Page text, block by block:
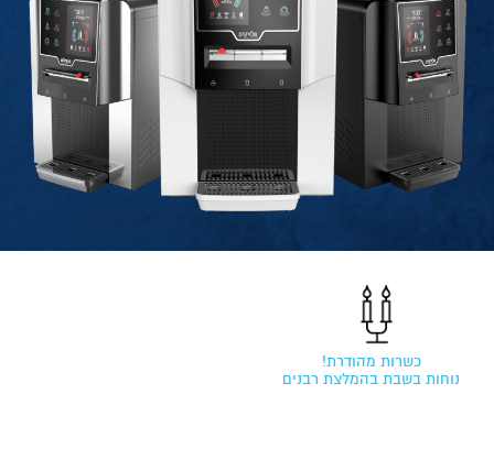
כשרות מהודרת!
נוחות בשבת בהמלצת רבנים